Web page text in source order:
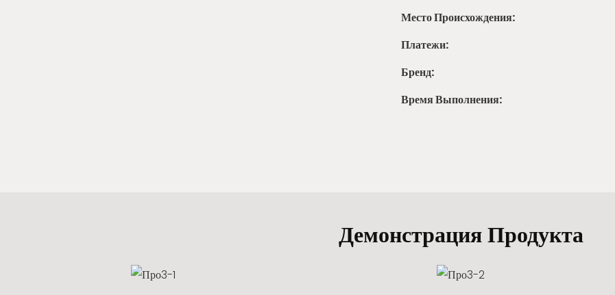
Место Происхождения:
Платежи:
Бренд:
Время Выполнения:
Демонстрация Продукта